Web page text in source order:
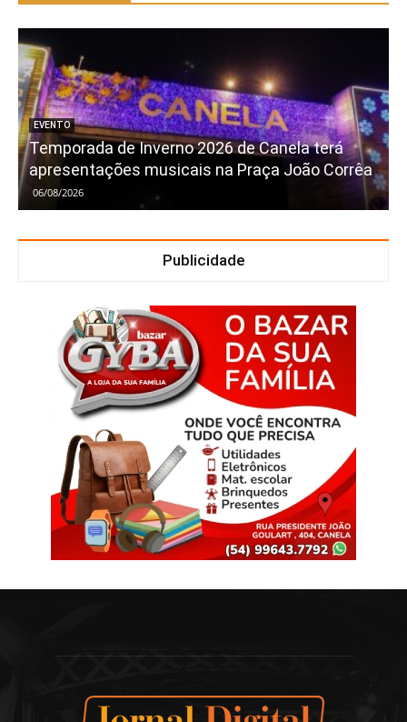
EVENTO
Temporada de Inverno 2026 de Canela terá
apresentações musicais na Praça João Corrêa
06/08/2026
Publicidade